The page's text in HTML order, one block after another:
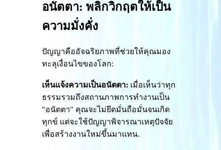
อนัตตา: พลิกวิกฤตให้เป็น
ความมั่งคั่ง
ปัญญาคืออัจฉริยภาพที่ช่วยให้คุณมอง
ทะลุเงื่อนไขของโลก:
เห็นแจ้งความเป็นอนัตตา: เมื่อเห็นว่าทุก
ธรรมรวมถึงสถานภาพการทำงานเป็น
"อนัตตา" คุณจะไม่ยึดมั่นถือมั่นจนเกิด
ทุกข์ แต่จะใช้ปัญญาพิจารณาเหตุปัจจัย
เพื่อสร้างงานใหม่ขึ้นมาแทน.